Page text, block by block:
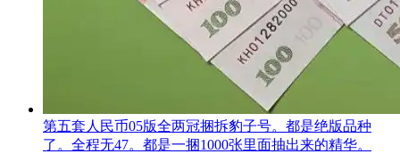
第五套人民币05版全两冠捆拆豹子号。都是绝版品种
了。全程无47。都是一捆1000张里面抽出来的精华。